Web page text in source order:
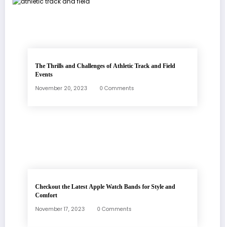
The Thrills and Challenges of Athletic Track and Field
Events
November 20, 2023 0 Comments
Checkout the Latest Apple Watch Bands for Style and
Comfort
November 17, 2023 0 Comments